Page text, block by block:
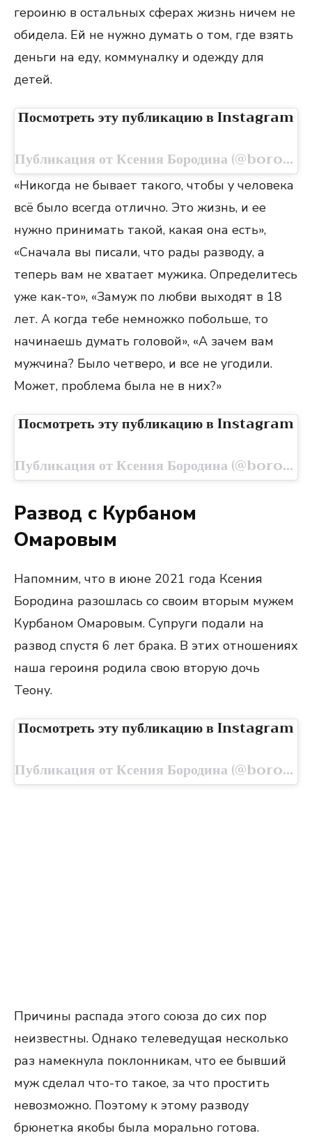
героиню в остальных сферах жизнь ничем не
обидела. Ей не нужно думать о том, где взять
деньги на еду, коммуналку и одежду для
детей.
Посмотреть эту публикацию в Instagram
Публикация от Ксения Бородина (@borodylia)
«Никогда не бывает такого, чтобы у человека
всё было всегда отлично. Это жизнь, и ее
нужно принимать такой, какая она есть»,
«Сначала вы писали, что рады разводу, а
теперь вам не хватает мужика. Определитесь
уже как-то», «Замуж по любви выходят в 18
лет. А когда тебе немножко побольше, то
начинаешь думать головой», «А зачем вам
мужчина? Было четверо, и все не угодили.
Может, проблема была не в них?»
Посмотреть эту публикацию в Instagram
Публикация от Ксения Бородина (@borodylia)
Развод с Курбаном
Омаровым
Напомним, что в июне 2021 года Ксения
Бородина разошлась со своим вторым мужем
Курбаном Омаровым. Супруги подали на
развод спустя 6 лет брака. В этих отношениях
наша героиня родила свою вторую дочь
Теону.
Посмотреть эту публикацию в Instagram
Публикация от Ксения Бородина (@borodylia)
Причины распада этого союза до сих пор
неизвестны. Однако телеведущая несколько
раз намекнула поклонникам, что ее бывший
муж сделал что-то такое, за что простить
невозможно. Поэтому к этому разводу
брюнетка якобы была морально готова.